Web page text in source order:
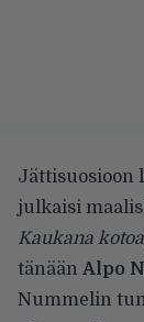
Jättisuosioon
julkaisi
Kaukana kotoa
tänään Alpo
Nummelin